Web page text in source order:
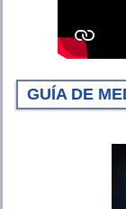
GUÍA DE